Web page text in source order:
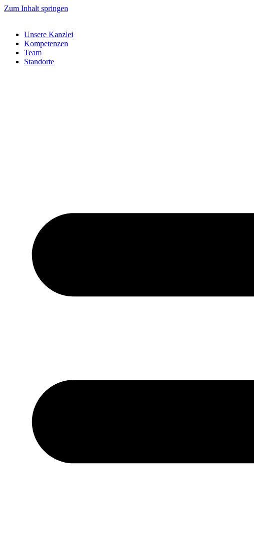
Zum Inhalt springen
Unsere Kanzlei
Kompetenzen
Team
Standorte